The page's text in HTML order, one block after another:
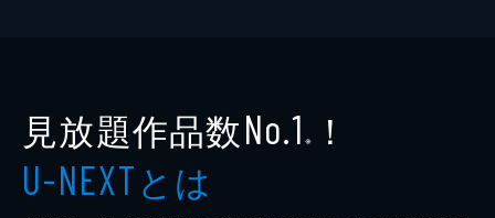
見放題作品数No.1 ※ ！
U-NEXTとは